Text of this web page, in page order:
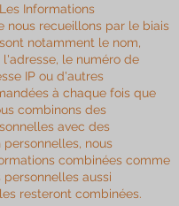
Informations
nous recueillons par le biais
notamment le nom,
le numéro de
IP ou d'autres
à chaque fois que
combinons des
avec des
personnelles, nous
combinées comme
aussi
resteront combinées.